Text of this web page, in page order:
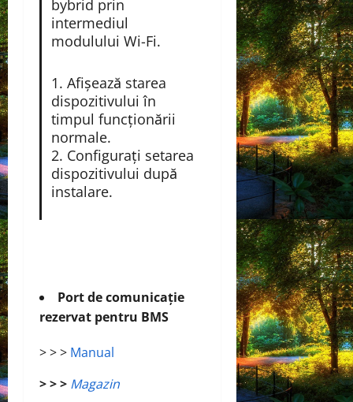
bybrid prin
intermediul
modulului Wi-Fi.
1. Afișează starea
dispozitivului în
timpul funcționării
normale.
2. Configurați setarea
dispozitivului după
instalare.
Port de comunicație
rezervat pentru BMS
> > > Manual
> > > Magazin